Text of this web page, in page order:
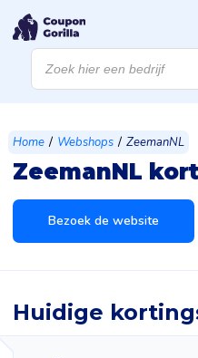
Products
search
Home / Webshops / ZeemanNL
ZeemanNL
Bezoek de website
Huidige